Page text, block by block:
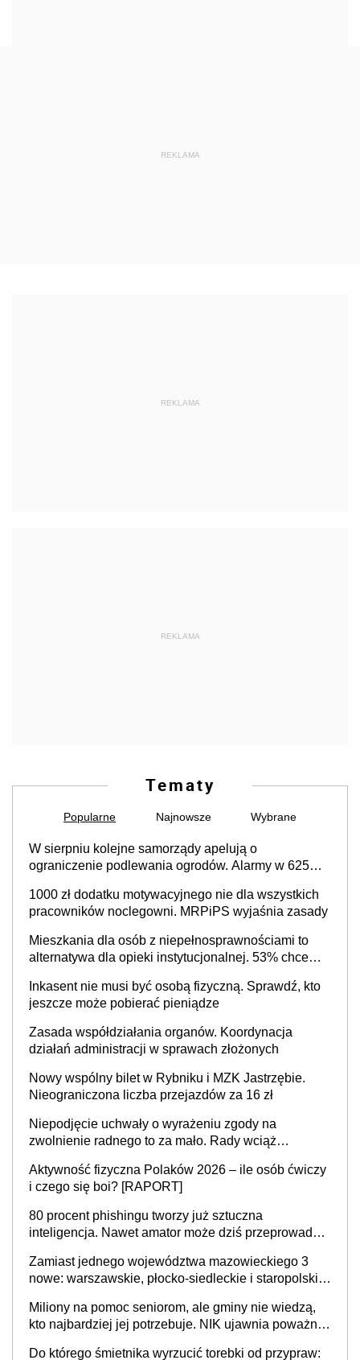
REKLAMA
REKLAMA
REKLAMA
Tematy
Popularne Najnowsze Wybrane
W sierpniu kolejne samorządy apelują o
ograniczenie podlewania ogrodów. Alarmy w 625
cały kraj
1000 zł dodatku motywacyjnego nie dla wszystkich
pracowników noclegowni. MRPiPS wyjaśnia zasady
Mieszkania dla osób z niepełnosprawnościami to
alternatywa dla opieki instytucjonalnej. 53% chce
Inkasent nie musi być osobą fizyczną. Sprawdź, kto
jeszcze może pobierać pieniądze
Zasada współdziałania organów. Koordynacja
działań administracji w sprawach złożonych
Nowy wspólny bilet w Rybniku i MZK Jastrzębie.
Nieograniczona liczba przejazdów za 16 zł
Niepodjęcie uchwały o wyrażeniu zgody na
zwolnienie radnego to za mało. Rady wciąż
sprawy
Aktywność fizyczna Polaków 2026 – ile osób ćwiczy
i czego się boi? [RAPORT]
80 procent phishingu tworzy już sztuczna
inteligencja. Nawet amator może dziś przeprowadzić
Zamiast jednego województwa mazowieckiego 3
nowe: warszawskie, płocko-siedleckie i staropolskie.
stołecznych
Miliony na pomoc seniorom, ale gminy nie wiedzą,
kto najbardziej jej potrzebuje. NIK ujawnia poważną
Do którego śmietnika wyrzucić torebki od przypraw: